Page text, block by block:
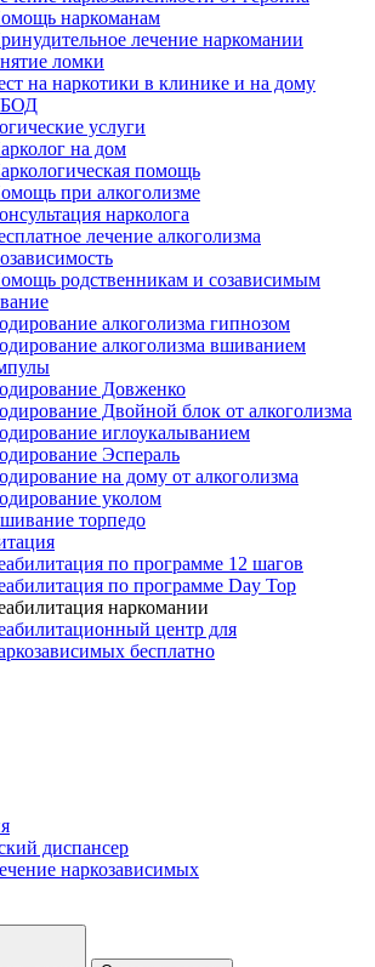
наркоманам
лечение наркомании
ломки
на наркотики в клинике и на дому
услуги
на дом
помощь
при алкоголизме
нарколога
лечение алкоголизма
родственникам и созависимым
алкоголизма гипнозом
алкоголизма вшиванием
Довженко
Двойной блок от алкоголизма
иглоукалыванием
Эспераль
на дому от алкоголизма
уколом
торпедо
по программе 12 шагов
по программе Day Top
наркомании
центр для
бесплатно
диспансер
наркозависимых